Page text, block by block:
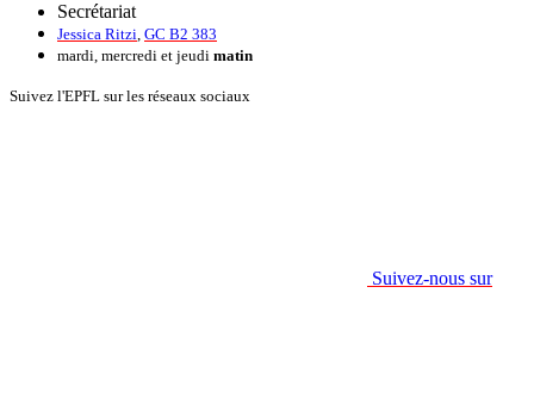
Secrétariat
Jessica Ritzi, GC B2 383
mardi, mercredi et jeudi matin
Suivez l'EPFL sur les réseaux sociaux
Suivez-nous sur